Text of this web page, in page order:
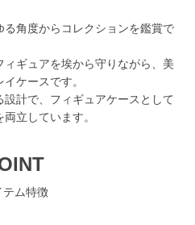
角度からコレクションを鑑賞で
ギュアを埃から守りながら、美
ケースです。
計で、フィギュアケースとして
立しています。
テム特徴